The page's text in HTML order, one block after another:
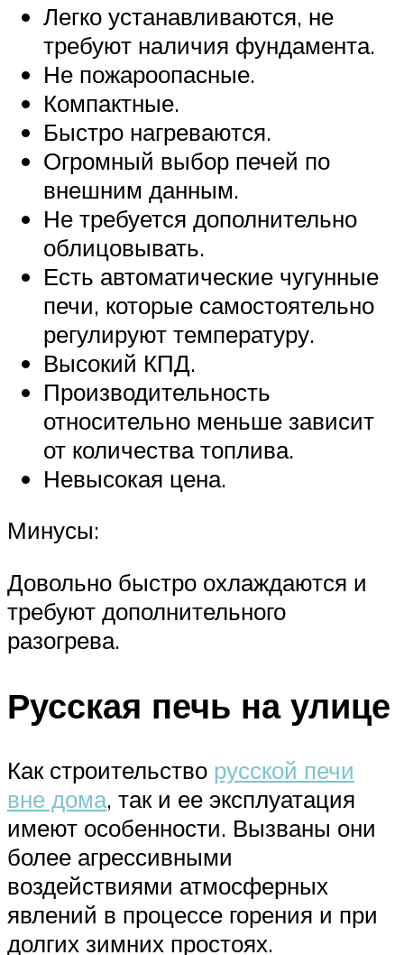
Легко устанавливаются, не
требуют наличия фундамента.
Не пожароопасные.
Компактные.
Быстро нагреваются.
Огромный выбор печей по
внешним данным.
Не требуется дополнительно
облицовывать.
Есть автоматические чугунные
печи, которые самостоятельно
регулируют температуру.
Высокий КПД.
Производительность
относительно меньше зависит
от количества топлива.
Невысокая цена.
Минусы:
Довольно быстро охлаждаются и
требуют дополнительного
разогрева.
Русская печь на улице
Как строительство русской печи
вне дома, так и ее эксплуатация
имеют особенности. Вызваны они
более агрессивными
воздействиями атмосферных
явлений в процессе горения и при
долгих зимних простоях.